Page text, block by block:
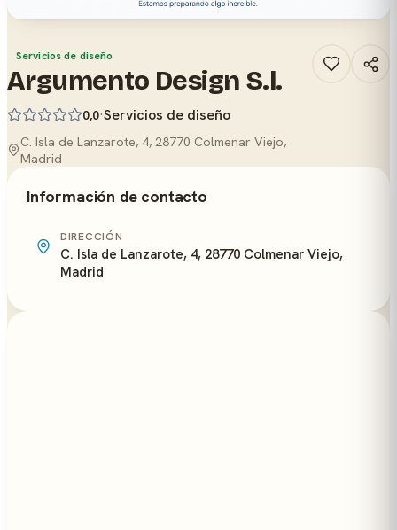
Servicios de diseño
Argumento Design S.l.
0,0·Servicios de diseño
C. Isla de Lanzarote, 4, 28770 Colmenar Viejo,
Madrid
Información de contacto
DIRECCIÓN
C. Isla de Lanzarote, 4, 28770 Colmenar Viejo,
Madrid